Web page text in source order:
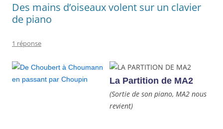
Des mains d’oiseaux volent sur un clavier
de piano
1 réponse
La Partition de MA2
(Sortie de son piano, MA2 nous
revient)